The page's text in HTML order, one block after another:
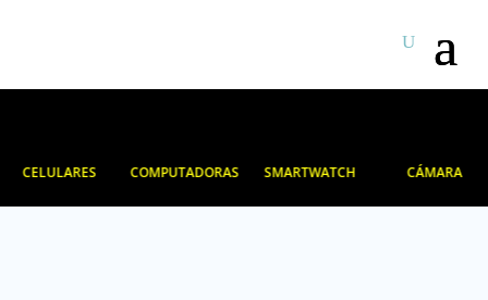
CELULARES COMPUTADORAS SMARTWATCH CÁMARA